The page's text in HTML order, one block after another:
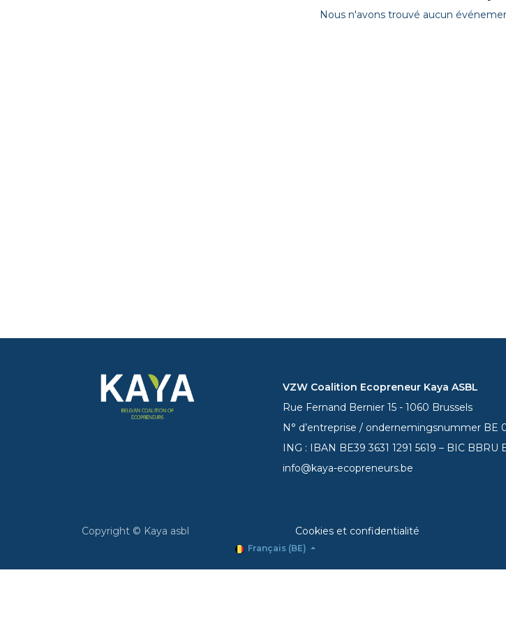
Nous n'avons trouvé aucun
VZW Coalition Ecopreneur Kaya ASBL
Rue Fernand Bernier 15 - 1060 Brussels
N° d’entreprise / ondernemingsnummer BE
ING : IBAN BE393631 1291 5619 – BIC BBRU
info@kaya-ecopreneurs.be
Copyright © Kaya asbl Cookies et confidentialité
Français (BE)